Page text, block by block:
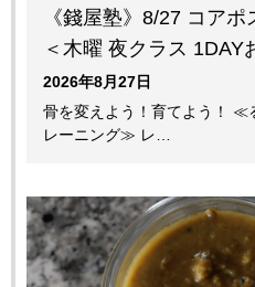
《錢屋塾》8/27 コア
＜木曜 夜クラス 1DAY
2026年8月27日
骨を変えよう！育てよう！ ≪
レーニング≫ レ…